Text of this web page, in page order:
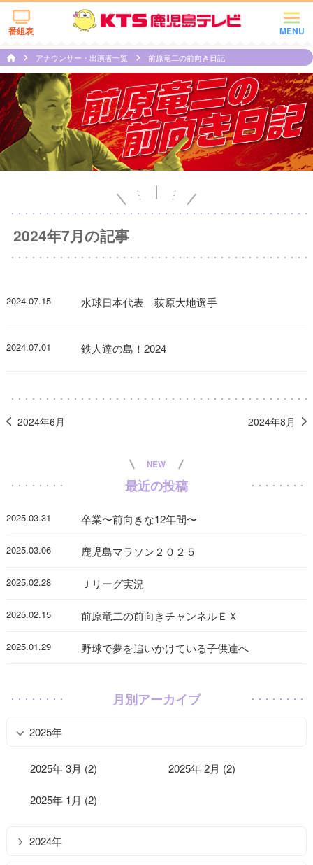
MENU
番組表
アナウンサー・出演者一覧 前原竜二の前向き日記
2024年7月の記事
2024.07.15 水球日本代表 荻原大地選手
2024.07.01 鉄人達の島！2024
2024年6月 2024年8月
NEW
最近の投稿
2025.03.31 卒業〜前向きな12年間〜
2025.03.06 鹿児島マラソン２０２５
2025.02.28 Ｊリーグ実況
2025.02.15 前原竜二の前向きチャンネルＥＸ
2025.01.29 野球で夢を追いかけている子供達へ
月別アーカイブ
2025年
2025年 3月 (2) 2025年 2月 (2)
2025年 1月 (2)
2024年